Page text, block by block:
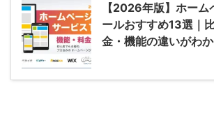
【2026年版】ホーム
ールおすすめ13選｜
金・機能の違いがわ